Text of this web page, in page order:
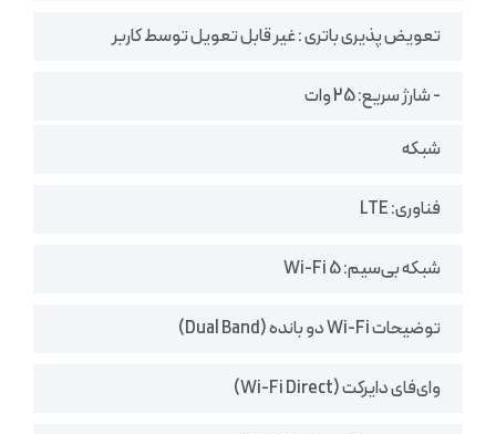
تعویض پذیری باتری : غیر قابل تعویل توسط کاربر
- شارژ سریع: 25 وات
شبکه
فناوری: LTE
شبکه بی‌سیم: Wi-Fi 5
توضیحات Wi-Fi دو بانده (Dual Band)
وای‌فای دایرکت (Wi-Fi Direct)